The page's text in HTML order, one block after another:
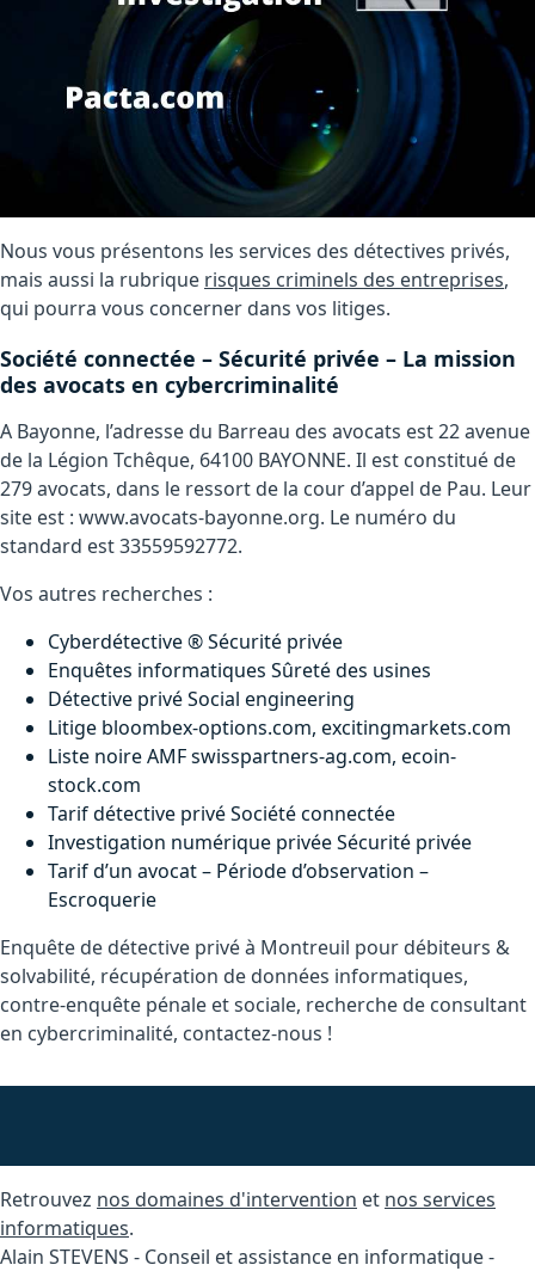
Nous vous présentons les services des détectives privés,
mais aussi la rubrique risques criminels des entreprises,
qui pourra vous concerner dans vos litiges.
Société connectée – Sécurité privée – La mission
des avocats en cybercriminalité
A Bayonne, l’adresse du Barreau des avocats est 22 avenue
de la Légion Tchêque, 64100 BAYONNE. Il est constitué de
279 avocats, dans le ressort de la cour d’appel de Pau. Leur
site est : www.avocats-bayonne.org. Le numéro du
standard est 33559592772.
Vos autres recherches :
Cyberdétective ® Sécurité privée
Enquêtes informatiques Sûreté des usines
Détective privé Social engineering
Litige bloombex-options.com, excitingmarkets.com
Liste noire AMF swisspartners-ag.com, ecoin-
stock.com
Tarif détective privé Société connectée
Investigation numérique privée Sécurité privée
Tarif d’un avocat – Période d’observation –
Escroquerie
Enquête de détective privé à Montreuil pour débiteurs &
solvabilité, récupération de données informatiques,
contre-enquête pénale et sociale, recherche de consultant
en cybercriminalité, contactez-nous !
Retrouvez nos domaines d'intervention et nos services
informatiques.
Alain STEVENS - Conseil et assistance en informatique -